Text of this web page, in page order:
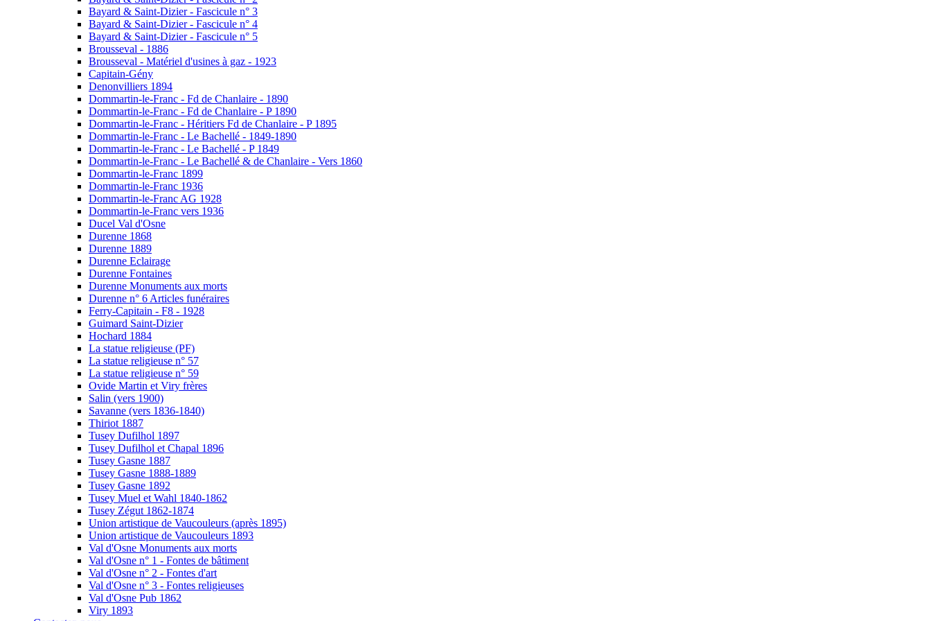
Bayard & Saint-Dizier - Fascicule n° 3
Bayard & Saint-Dizier - Fascicule n° 4
Bayard & Saint-Dizier - Fascicule n° 5
Brousseval - 1886
Brousseval - Matériel d'usines à gaz - 1923
Capitain-Gény
Denonvilliers 1894
Dommartin-le-Franc - Fd de Chanlaire - 1890
Dommartin-le-Franc - Fd de Chanlaire - P 1890
Dommartin-le-Franc - Héritiers Fd de Chanlaire - P 1895
Dommartin-le-Franc - Le Bachellé - 1849-1890
Dommartin-le-Franc - Le Bachellé - P 1849
Dommartin-le-Franc - Le Bachellé & de Chanlaire - Vers 1860
Dommartin-le-Franc 1899
Dommartin-le-Franc 1936
Dommartin-le-Franc AG 1928
Dommartin-le-Franc vers 1936
Ducel Val d'Osne
Durenne 1868
Durenne 1889
Durenne Eclairage
Durenne Fontaines
Durenne Monuments aux morts
Durenne n° 6 Articles funéraires
Ferry-Capitain - F8 - 1928
Guimard Saint-Dizier
Hochard 1884
La statue religieuse (PF)
La statue religieuse n° 57
La statue religieuse n° 59
Ovide Martin et Viry frères
Salin (vers 1900)
Savanne (vers 1836-1840)
Thiriot 1887
Tusey Dufilhol 1897
Tusey Dufilhol et Chapal 1896
Tusey Gasne 1887
Tusey Gasne 1888-1889
Tusey Gasne 1892
Tusey Muel et Wahl 1840-1862
Tusey Zégut 1862-1874
Union artistique de Vaucouleurs (après 1895)
Union artistique de Vaucouleurs 1893
Val d'Osne Monuments aux morts
Val d'Osne n° 1 - Fontes de bâtiment
Val d'Osne n° 2 - Fontes d'art
Val d'Osne n° 3 - Fontes religieuses
Val d'Osne Pub 1862
Viry 1893